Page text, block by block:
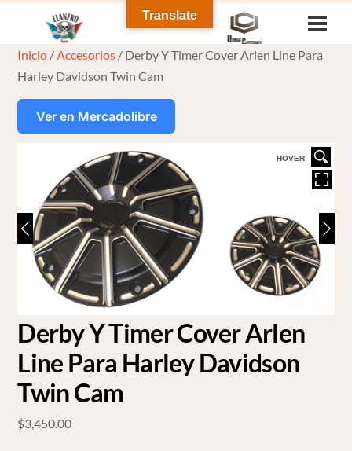
content
Inicio /Accesorios / Derby Y Timer Cover Arlen Line Para
Harley Davidson Twin Cam
Ver en Mercadolibre
HOVER
Derby Y Timer Cover Arlen
Line Para Harley Davidson
Twin Cam
$3,450.00
Translate